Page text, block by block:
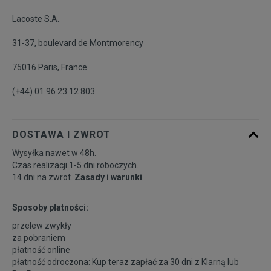
Lacoste S.A.
31-37, boulevard de Montmorency
75016 Paris, France
(+44) 01 96 23 12 803
DOSTAWA I ZWROT
Wysyłka nawet w 48h.
Czas realizacji 1-5 dni roboczych.
14 dni na zwrot. Zasady i warunki
Sposoby płatności:
przelew zwykły
za pobraniem
płatność online
płatność odroczona: Kup teraz zapłać za 30 dni z Klarną lub